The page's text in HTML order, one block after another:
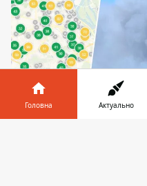
Головна Актуально